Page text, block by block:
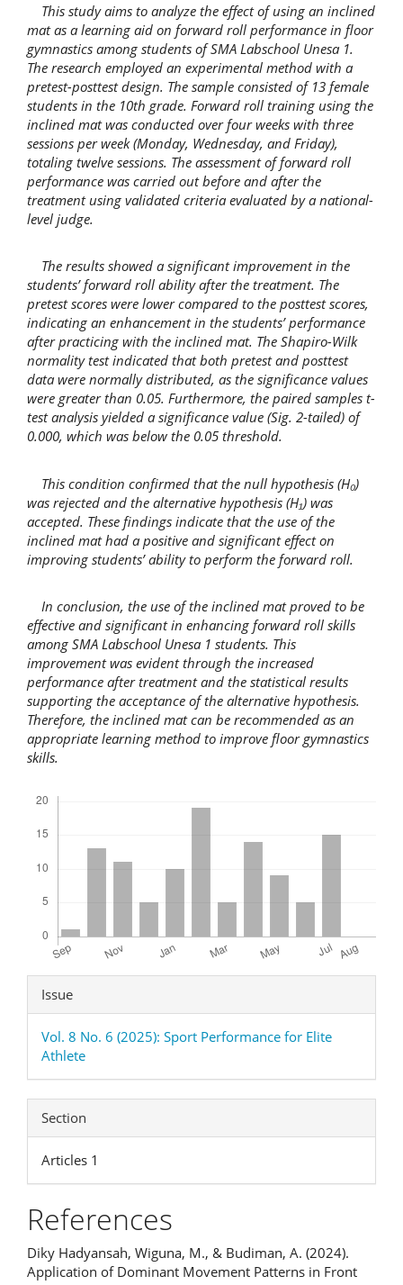
This study aims to analyze the effect of using an inclined
mat as a learning aid on forward roll performance in floor
gymnastics among students of SMA Labschool Unesa 1.
The research employed an experimental method with a
pretest-posttest design. The sample consisted of 13 female
students in the 10th grade. Forward roll training using the
inclined mat was conducted over four weeks with three
sessions per week (Monday, Wednesday, and Friday),
totaling twelve sessions. The assessment of forward roll
performance was carried out before and after the
treatment using validated criteria evaluated by a national-
level judge.
The results showed a significant improvement in the
students’ forward roll ability after the treatment. The
pretest scores were lower compared to the posttest scores,
indicating an enhancement in the students’ performance
after practicing with the inclined mat. The Shapiro-Wilk
normality test indicated that both pretest and posttest
data were normally distributed, as the significance values
were greater than 0.05. Furthermore, the paired samples t-
test analysis yielded a significance value (Sig. 2-tailed) of
0.000, which was below the 0.05 threshold.
This condition confirmed that the null hypothesis (H₀)
was rejected and the alternative hypothesis (H₁) was
accepted. These findings indicate that the use of the
inclined mat had a positive and significant effect on
improving students’ ability to perform the forward roll.
In conclusion, the use of the inclined mat proved to be
effective and significant in enhancing forward roll skills
among SMA Labschool Unesa 1 students. This
improvement was evident through the increased
performance after treatment and the statistical results
supporting the acceptance of the alternative hypothesis.
Therefore, the inclined mat can be recommended as an
appropriate learning method to improve floor gymnastics
skills.
Article
Details
Issue
Vol. 8 No. 6 (2025): Sport Performance for Elite
Athlete
Section
Articles 1
References
Diky Hadyansah, Wiguna, M., & Budiman, A. (2024).
Application of Dominant Movement Patterns in Front